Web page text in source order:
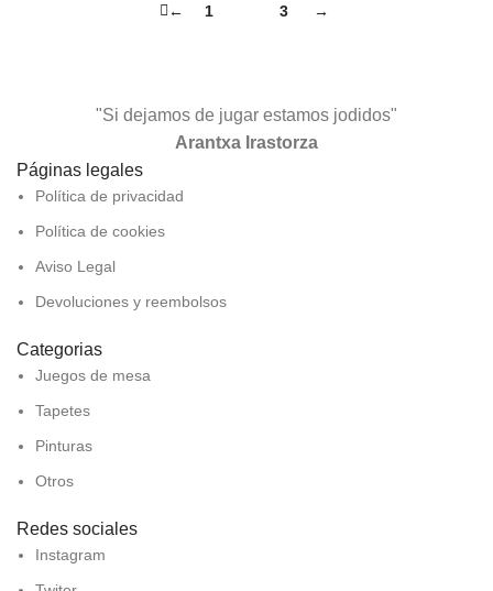
← 1 3 →
"Si dejamos de jugar estamos jodidos"
Arantxa Irastorza
Páginas legales
Política de privacidad
Política de cookies
Aviso Legal
Devoluciones y reembolsos
Categorias
Juegos de mesa
Tapetes
Pinturas
Otros
Redes sociales
Instagram